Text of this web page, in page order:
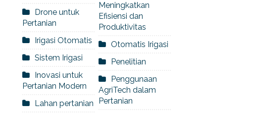
Drone untuk
Pertanian
Irigasi Otomatis
Sistem Irigasi
Inovasi untuk
Pertanian Modern
Lahan pertanian
Meningkatkan
Efisiensi dan
Produktivitas
Otomatis Irigasi
Penelitian
Penggunaan
AgriTech dalam
Pertanian